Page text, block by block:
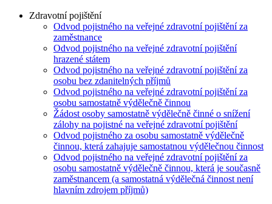
Zdravotní pojištění
Odvod pojistného na veřejné zdravotní pojištění za
zaměstnance
Odvod pojistného na veřejné zdravotní pojištění
hrazené státem
Odvod pojistného na veřejné zdravotní pojištění za
osobu bez zdanitelných příjmů
Odvod pojistného na veřejné zdravotní pojištění za
osobu samostatně výdělečně činnou
Žádost osoby samostatně výdělečně činné o snížení
zálohy na pojistné na veřejné zdravotní pojištění
Odvod pojistného za osobu samostatně výdělečně
činnou, která zahajuje samostatnou výdělečnou činnost
Odvod pojistného na veřejné zdravotní pojištění za
osobu samostatně výdělečně činnou, která je současně
zaměstnancem (a samostatná výdělečná činnost není
hlavním zdrojem příjmů)